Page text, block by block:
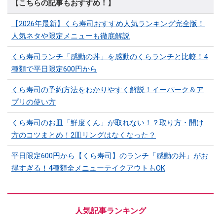
【こちらの記事もおすすめ！】
【2026年最新】くら寿司おすすめ人気ランキング完全版！
人気ネタや限定メニューも徹底解説
くら寿司ランチ「感動の丼」を感動のくらランチと比較！4
種類で平日限定600円から
くら寿司の予約方法をわかりやすく解説！イーパーク＆ア
プリの使い方
くら寿司のお皿「鮮度くん」が取れない！？取り方・開け
方のコツまとめ！2皿リングはなくなった？
平日限定600円から【くら寿司】のランチ「感動の丼」がお
得すぎる！4種類全メニューテイクアウトもOK